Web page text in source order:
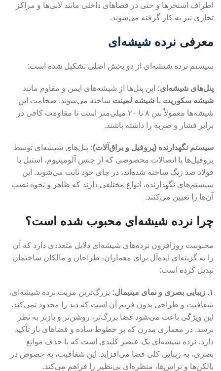
اطراف استخرها و حتی در فضاهای داخلی مانند لابی‌ها و مراکز
تجاری نیز به کار گرفته می‌شوند.
معرفی نرده شیشه‌ای
سیستم نرده شیشه‌ای از دو بخش اصلی تشکیل شده است:
پنل‌های شیشه‌ای: این پنل‌ها از شیشه‌های ایمن و مقاوم مانند
شیشه سکوریت یا شیشه لمینت ساخته می‌شوند. ضخامت این
شیشه‌ها معمولاً بین ۸ تا ۲۰ میلی‌متر است تا مقاومت کافی در
برابر فشار و ضربه را داشته باشند.
سیستم نگهدارنده (پروفیل و یراق‌آلات): پنل‌های شیشه‌ای توسط
پروفیل‌ها یا اتصالات مخصوصی که از جنس آلومینیوم، استیل یا
فولاد ضد زنگ ساخته شده‌اند، در جای خود ثابت می‌شوند. این
سیستم‌های نگهدارنده، انواع مختلفی دارند که ظاهر و نحوه نصب
آن‌ها را تعیین می‌کنند.
چرا نرده شیشه‌ای محبوب شده است؟
محبوبیت روزافزون نرده‌های شیشه‌ای دلایل متعددی دارد که آن
را به گزینه‌ای ایده‌آل برای معماران، طراحان و مالکان ساختمان
تبدیل کرده است:
۱. زیبایی بصری و نمای مینیمال: بزرگ‌ترین مزیت نرده شیشه‌ای،
شفافیت و طراحی بدون فریم آن است که دید را محدود نمی‌کند.
این ویژگی باعث می‌شود فضا بزرگ‌تر، روشن‌تر و بازتر به نظر
برسد. در معماری مدرن که بر خطوط ساده و فضاهای باز تأکید
دارد، نرده شیشه‌ای یک عنصر کلیدی است که با حذف موانع
بصری، به زیبایی کلی فضا می‌افزاید. این شفافیت، به خصوص در
بالکن‌ها و تراس‌ها، منظره‌ای بی‌نظیر را فراهم می‌کند.